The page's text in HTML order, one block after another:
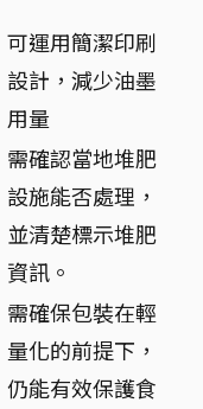
可運用簡潔印刷
設計，減少油墨
用量
需確認當地堆肥
設施能否處理，
並清楚標示堆肥
資訊。
需確保包裝在輕
量化的前提下，
仍能有效保護食